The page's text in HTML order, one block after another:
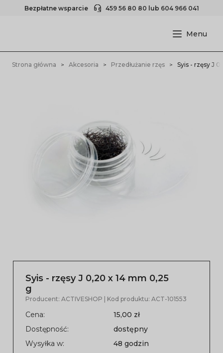
Bezpłatne wsparcie 459 56 80 80 lub 604 966 041
Strona główna Akcesoria Przedłużanie rzęs Syis - rzęsy J
Syis - rzęsy J 0,20 x 14 mm 0,25
g
Producent: ACTIVESHOP | Kod produktu: ACT-101553
Cena:
15,00 zł
Dostępność:
dostępny
Wysyłka w:
48 godzin